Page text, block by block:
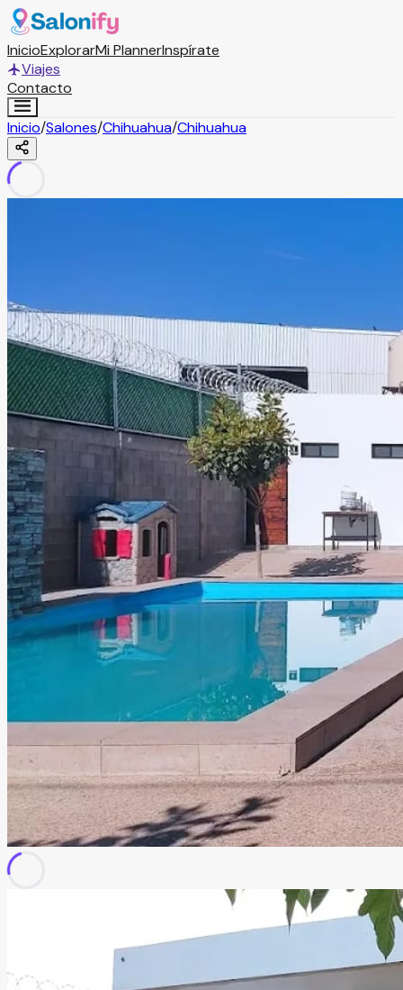
InicioExplorarMi PlannerInspírate
Viajes
Contacto
Inicio/Salones/Chihuahua/Chihuahua